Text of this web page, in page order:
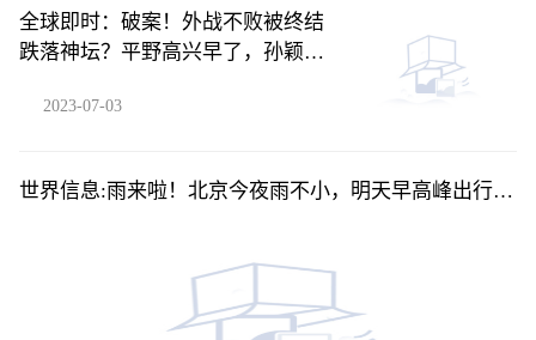
全球即时：破案！外战不败被终结
跌落神坛？平野高兴早了，孙颖莎
2023-07-03
世界信息:雨来啦！北京今夜雨不小，明天早高峰出行需